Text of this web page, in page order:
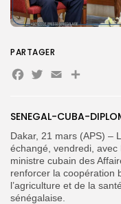
for:
SENEGAL-CUBA-
Dakar, 21 mars (APS) –
échangé, vendredi,
ministre cubain des
renforcer la coopération
l’agriculture et de la
sénégalaise.
PARTAGER
Facebook
Twitter
Email